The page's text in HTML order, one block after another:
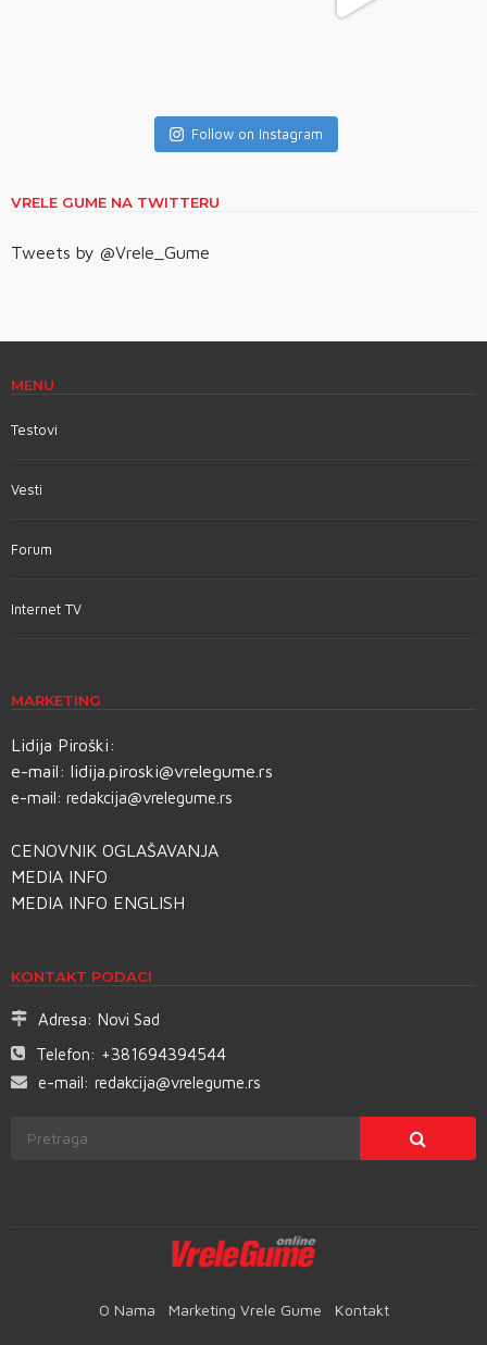
Follow on Instagram
VRELE GUME NA TWITTERU
Tweets by @Vrele_Gume
MENU
Testovi
Vesti
Forum
Internet TV
MARKETING
Lidija Piroški:
e-mail: lidija.piroski@vrelegume.rs
e-mail: redakcija@vrelegume.rs
CENOVNIK OGLAŠAVANJA
MEDIA INFO
MEDIA INFO ENGLISH
KONTAKT PODACI
Adresa: Novi Sad
Telefon: +381694394544
e-mail: redakcija@vrelegume.rs
O Nama Marketing Vrele Gume Kontakt